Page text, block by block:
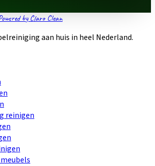
by Claro Clean
aan huis in heel Nederland.
reinigen